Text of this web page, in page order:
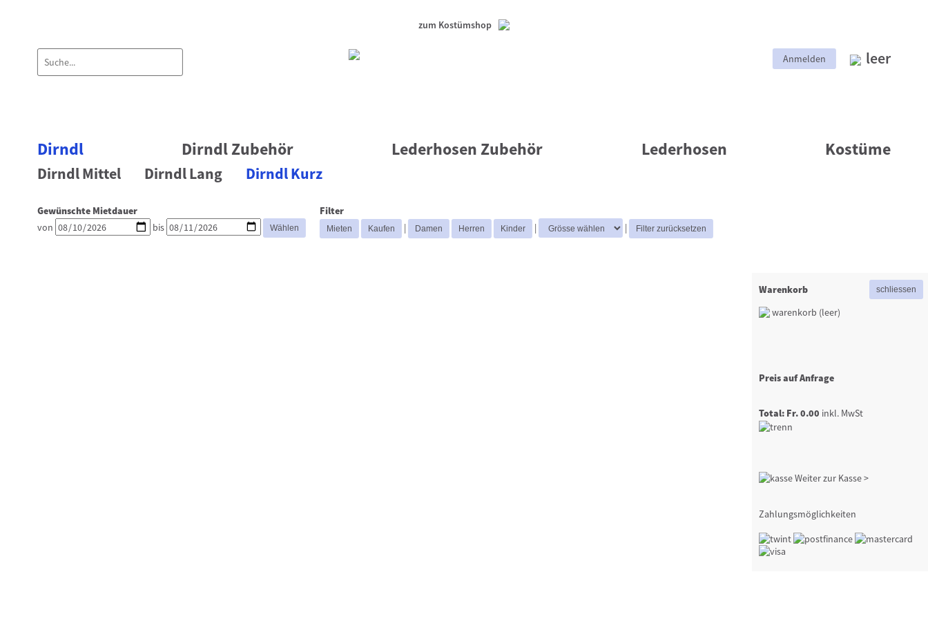
zum Kostümshop
leer
Anmelden
Dirndl Dirndl Zubehör Lederhosen Zubehör Lederhosen Kostüme
Dirndl Mittel Dirndl Lang Dirndl Kurz
Gewünschte Mietdauer
von bis
Filter
| | |
Warenkorb
warenkorb (leer)
Preis auf Anfrage
Total: Fr. 0.00 inkl. MwSt
Weiter zur Kasse >
Zahlungsmöglichkeiten